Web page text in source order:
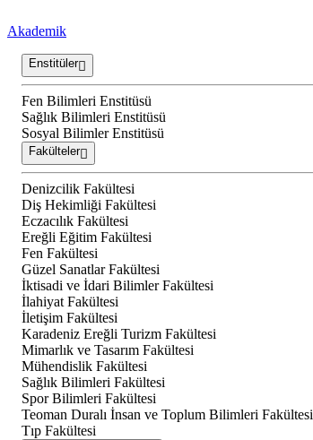
Akademik
Enstitüler
Fen Bilimleri Enstitüsü
Sağlık Bilimleri Enstitüsü
Sosyal Bilimler Enstitüsü
Fakülteler
Denizcilik Fakültesi
Diş Hekimliği Fakültesi
Eczacılık Fakültesi
Ereğli Eğitim Fakültesi
Fen Fakültesi
Güzel Sanatlar Fakültesi
İktisadi ve İdari Bilimler Fakültesi
İlahiyat Fakültesi
İletişim Fakültesi
Karadeniz Ereğli Turizm Fakültesi
Mimarlık ve Tasarım Fakültesi
Mühendislik Fakültesi
Sağlık Bilimleri Fakültesi
Spor Bilimleri Fakültesi
Teoman Duralı İnsan ve Toplum Bilimleri Fakültesi
Tıp Fakültesi